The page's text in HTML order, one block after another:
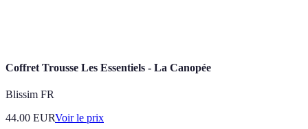
Coffret Trousse Les Essentiels - La Canopée
Blissim FR
44.00 EURVoir le prix